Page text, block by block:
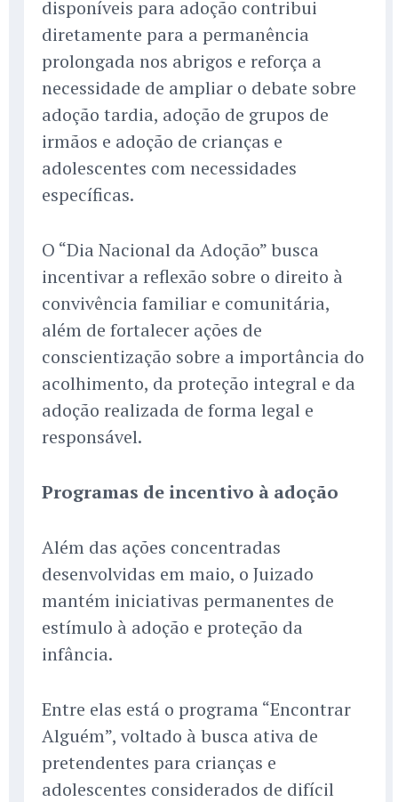
disponíveis para adoção contribui
diretamente para a permanência
prolongada nos abrigos e reforça a
necessidade de ampliar o debate sobre
adoção tardia, adoção de grupos de
irmãos e adoção de crianças e
adolescentes com necessidades
específicas.
O “Dia Nacional da Adoção” busca
incentivar a reflexão sobre o direito à
convivência familiar e comunitária,
além de fortalecer ações de
conscientização sobre a importância do
acolhimento, da proteção integral e da
adoção realizada de forma legal e
responsável.
Programas de incentivo à adoção
Além das ações concentradas
desenvolvidas em maio, o Juizado
mantém iniciativas permanentes de
estímulo à adoção e proteção da
infância.
Entre elas está o programa “Encontrar
Alguém”, voltado à busca ativa de
pretendentes para crianças e
adolescentes considerados de difícil